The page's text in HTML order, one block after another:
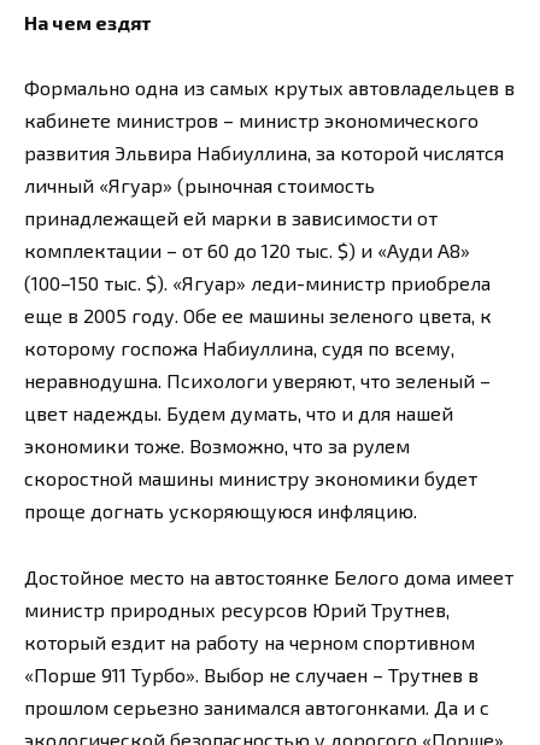
На чем ездят
Формально одна из самых крутых автовладельцев в
кабинете министров – министр экономического
развития Эльвира Набиуллина, за которой числятся
личный «Ягуар» (рыночная стоимость
принадлежащей ей марки в зависимости от
комплектации – от 60 до 120 тыс. $) и «Ауди А8»
(100–150 тыс. $). «Ягуар» леди-министр приобрела
еще в 2005 году. Обе ее машины зеленого цвета, к
которому госпожа Набиуллина, судя по всему,
неравнодушна. Психологи уверяют, что зеленый –
цвет надежды. Будем думать, что и для нашей
экономики тоже. Возможно, что за рулем
скоростной машины министру экономики будет
проще догнать ускоряющуюся инфляцию.
Достойное место на автостоянке Белого дома имеет
министр природных ресурсов Юрий Трутнев,
который ездит на работу на черном спортивном
«Порше 911 Турбо». Выбор не случаен – Трутнев в
прошлом серьезно занимался автогонками. Да и с
экологической безопасностью у дорогого «Порше»